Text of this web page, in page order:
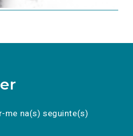
me na(s) seguinte(s)